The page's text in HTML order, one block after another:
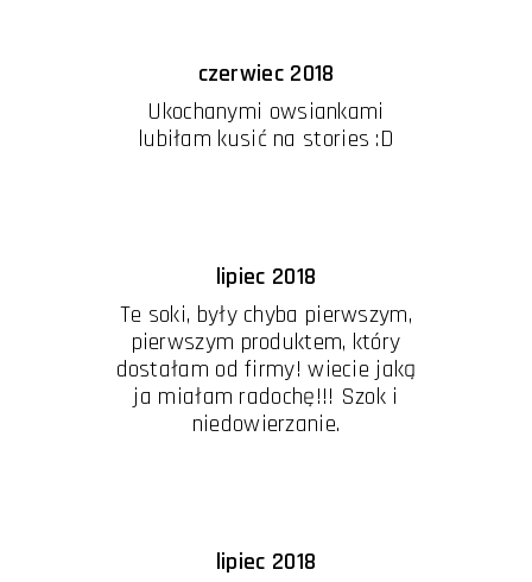
czerwiec 2018
Ukochanymi owsiankami
lubiłam kusić na stories :D
lipiec 2018
Te soki, były chyba pierwszym,
pierwszym produktem, który
dostałam od firmy! wiecie jaką
ja miałam radochę!!! Szok i
niedowierzanie.
lipiec 2018